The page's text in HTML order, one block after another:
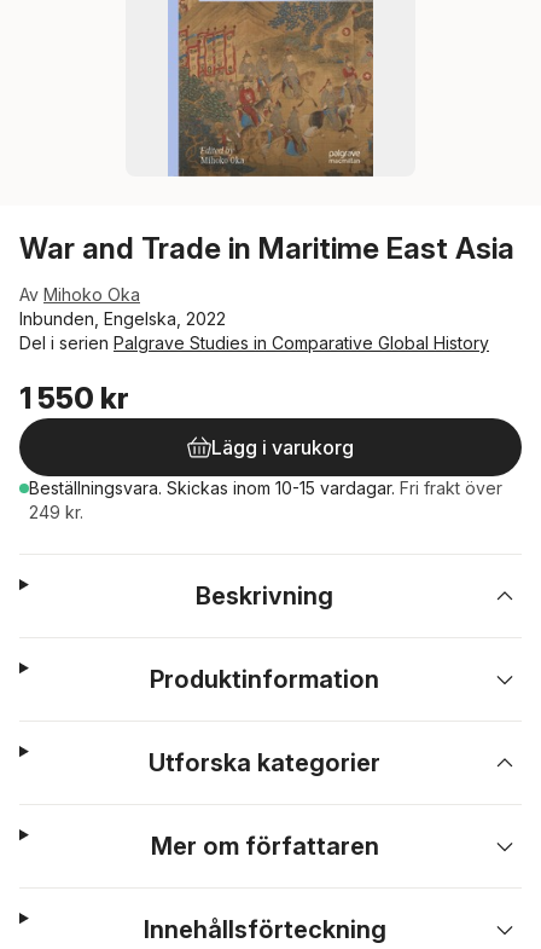
War and Trade in Maritime East Asia
Av Mihoko Oka
Inbunden, Engelska, 2022
Del i serien Palgrave Studies in Comparative Global History
1 550 kr
Lägg i varukorg
Beställningsvara. Skickas inom 10-15 vardagar. Fri frakt över
249 kr.
Beskrivning
Produktinformation
Utforska kategorier
Mer om författaren
Innehållsförteckning